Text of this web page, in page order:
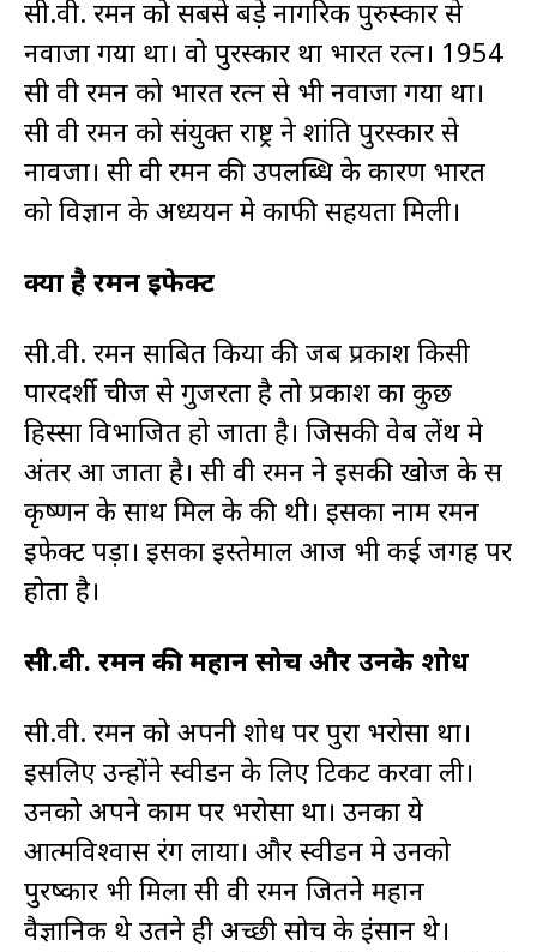
सी.वी. रमन को सबसे बड़े नागरिक पुरुस्कार से
नवाजा गया था। वो पुरस्कार था भारत रत्न। 1954
सी वी रमन को भारत रत्न से भी नवाजा गया था।
सी वी रमन को संयुक्त राष्ट्र ने शांति पुरस्कार से
नावजा। सी वी रमन की उपलब्धि के कारण भारत
को विज्ञान के अध्ययन मे काफी सहयता मिली।
क्या है रमन इफेक्ट
सी.वी. रमन साबित किया की जब प्रकाश किसी
पारदर्शी चीज से गुजरता है तो प्रकाश का कुछ
हिस्सा विभाजित हो जाता है। जिसकी वेब लेंथ मे
अंतर आ जाता है। सी वी रमन ने इसकी खोज के स
कृष्णन के साथ मिल के की थी। इसका नाम रमन
इफेक्ट पड़ा। इसका इस्तेमाल आज भी कई जगह पर
होता है।
सी.वी. रमन की महान सोच और उनके शोध
सी.वी. रमन को अपनी शोध पर पुरा भरोसा था।
इसलिए उन्होंने स्वीडन के लिए टिकट करवा ली।
उनको अपने काम पर भरोसा था। उनका ये
आत्मविश्वास रंग लाया। और स्वीडन मे उनको
पुरष्कार भी मिला सी वी रमन जितने महान
वैज्ञानिक थे उतने ही अच्छी सोच के इंसान थे।